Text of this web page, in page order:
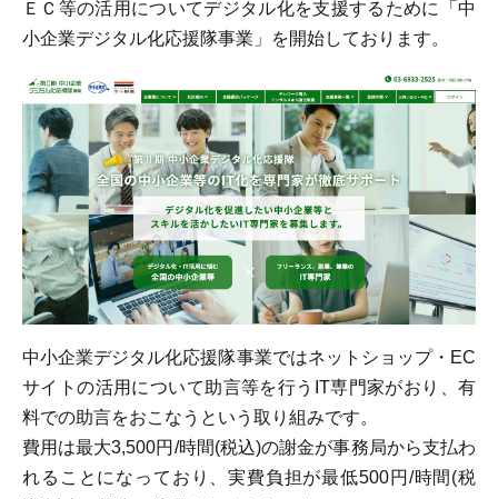
ＥＣ等の活用についてデジタル化を支援するために「中
小企業デジタル化応援隊事業」を開始しております。
中小企業デジタル化応援隊事業ではネットショップ・EC
サイトの活用について助言等を行うIT専門家がおり、有
料での助言をおこなうという取り組みです。
費用は最大3,500円/時間(税込)の謝金が事務局から支払わ
れることになっており、実費負担が最低500円/時間(税